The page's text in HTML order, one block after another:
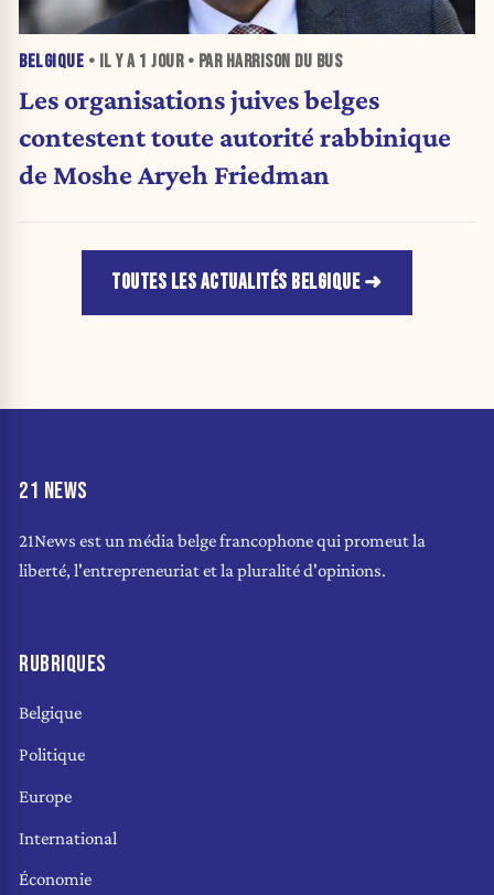
BELGIQUE • IL Y A 1 JOUR• PAR HARRISON DU BUS
Les organisations juives belges
contestent toute autorité rabbinique
de Moshe Aryeh Friedman
TOUTES LES ACTUALITÉS BELGIQUE
21 NEWS
21News est un média belge francophone qui promeut la
liberté, l'entrepreneuriat et la pluralité d'opinions.
RUBRIQUES
Belgique
Politique
Europe
International
Économie